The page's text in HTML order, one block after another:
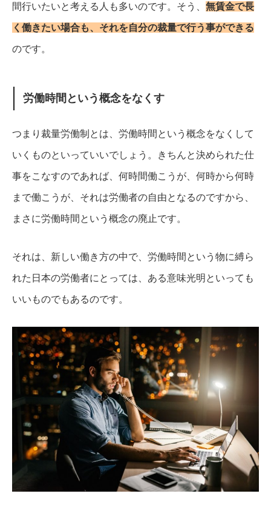
間行いたいと考える人も多いのです。 そう、 無賃金で長
く働きたい場合も、それを自分の裁量で行う事ができる
のです。
労働時間という概念をなくす
つまり裁量労働制とは、労働時間という概念をなくして
いくものといっていいでしょう。 きちんと決められた仕
事をこなすのであれば、何時間働こうが、何時から何時
まで働こうが、それは労働者の自由となるのですから、
まさに労働時間という概念の廃止です。
それは、新しい働き方の中で、労働時間という物に縛ら
れた日本の労働者にとっては、ある意味光明といっても
いいものでもあるのです。